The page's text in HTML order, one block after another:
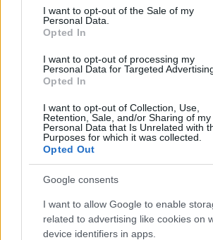
consent section.
I want to opt-out of the Sale of my
Personal Data.
Opted In
I want to opt-out of processing my
Personal Data for Targeted
Opted In
I want to opt-out of Collection, Use,
Retention, Sale, and/or Sharing of my
Personal Data that Is Unrelated with
Purposes for which it was collected.
Opted Out
Google consents
I want to allow Google to enable
related to advertising like cookies on
device identifiers in apps.
A tapintatlan
Erdélyi Lajos
Ceaușescu-
Erdélyi Lajos (1929, Marosvásárhely –
Budapest) fotóriporter, újságíró,
erdélyi közművelődés és fotográfia
elismert alakja. 2023–2024-ben Erdélyi